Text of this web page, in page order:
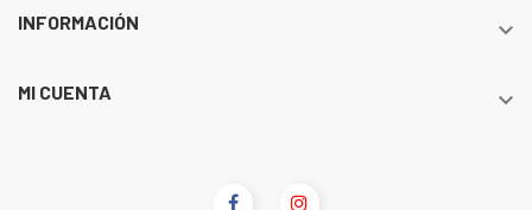
INFORMACIÓN 
MI CUENTA 